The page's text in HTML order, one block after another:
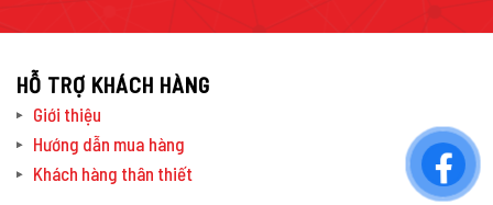
HỖ TRỢ KHÁCH HÀNG
Giới thiệu
Hướng dẫn mua hàng
Khách hàng thân thiết